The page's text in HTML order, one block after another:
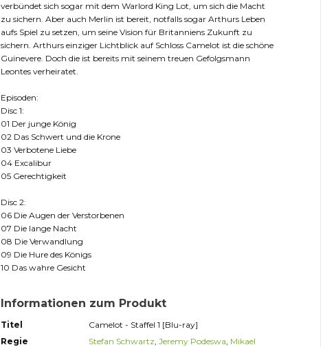
verbündet sich sogar mit dem Warlord King Lot, um sich die Macht
zu sichern. Aber auch Merlin ist bereit, notfalls sogar Arthurs Leben
aufs Spiel zu setzen, um seine Vision für Britanniens Zukunft zu
sichern. Arthurs einziger Lichtblick auf Schloss Camelot ist die schöne
Guinevere. Doch die ist bereits mit seinem treuen Gefolgsmann
Leontes verheiratet.
Episoden:
Disc 1:
01 Der junge König
02 Das Schwert und die Krone
03 Verbotene Liebe
04 Excalibur
05 Gerechtigkeit
Disc 2:
06 Die Augen der Verstorbenen
07 Die lange Nacht
08 Die Verwandlung
09 Die Hure des Königs
10 Das wahre Gesicht
Informationen zum Produkt
Titel
Camelot - Staffel 1 [Blu-ray]
Regie
Stefan Schwartz, Jeremy Podeswa, Mikael